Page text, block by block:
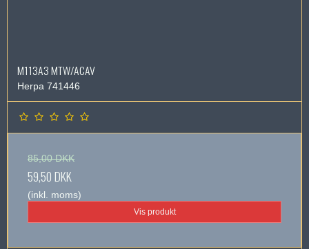
M113A3 MTW/ACAV
Herpa 741446
85,00 DKK
59,50 DKK
(inkl. moms)
Vis produkt